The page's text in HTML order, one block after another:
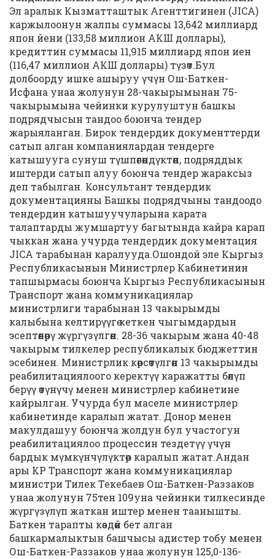
Эл аралык Кызматташтык Агенттигинен (JICA)
каржылоонун жалпы суммасы 13,642 миллиард
япон йени (133,58 миллион АКШ доллары),
кредиттин суммасы 11,915 миллиард япон иен
(116,47 миллион АКШ доллары) түзөт.Бул
долбоорду ишке ашыруу үчүн Ош-Баткен-
Исфана унаа жолунун 28-чакырымынан 75-
чакырымына чейинки курулуштун башкы
подрядчысын тандоо боюнча тендер
жарыяланган. Бирок тендердик документтерди
сатып алган компаниялардан тендерге
катышууга сунуш түшпөгөндүктөн, подряддык
иштерди сатып алуу боюнча тендер жараксыз
деп табылган. Консультант тендердик
документацияны Башкы подрядчыны тандоодо
тендердин катышуучуларына карата
талаптарды жумшартуу багытында кайра карап
чыккан жана учурда тендердик документация
JICA тарабынан каралууда.Ошондой эле Кыргыз
Республикасынын Министрлер Кабинетинин
тапшырмасы боюнча Кыргыз Республикасынын
Транспорт жана коммуникациялар
министрлиги тарабынан 13 чакырымды
калыбына келтирүүгө кеткен чыгымдардын
эсептөөлөрү жүргүзүлгөн. 28-36 чакырым жана 40-48
чакырым тилкелер республикалык бюджеттин
эсебинен. Министрлик көрсөтүлгөн 13 чакырымды
реабилитациялоого керектүү каражатты бөлүп
берүү өтүнүчү менен министрлер кабинетине
кайрылган. Учурда бул маселе министрлер
кабинетинде каралып жатат. Донор менен
макулдашуу боюнча жолдун бул участогун
реабилитациялоо процессин тездетүү үчүн
бардык мүмкүнчүлүктөр каралып жатат.Андан
ары КР Транспорт жана коммуникациялар
министри Тилек Текебаев Ош-Баткен-Раззаков
унаа жолунун 75тен 109уна чейинки тилкесинде
жүргүзүлүп жаткан иштер менен таанышты.
Баткен тарапты көздөй бет алган
башкармалыктын башчысы адистер тобу менен
Ош-Баткен-Раззаков унаа жолунун 125,0-136-